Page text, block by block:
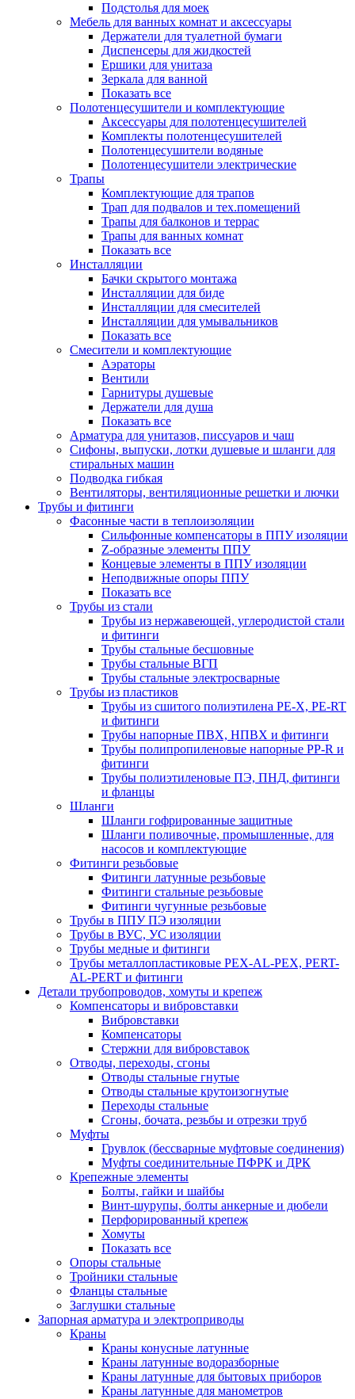
Подстолья для моек
Мебель для ванных комнат и аксессуары
Держатели для туалетной бумаги
Диспенсеры для жидкостей
Ершики для унитаза
Зеркала для ванной
Показать все
Полотенцесушители и комплектующие
Аксессуары для полотенцесушителей
Комплекты полотенцесушителей
Полотенцесушители водяные
Полотенцесушители электрические
Трапы
Комплектующие для трапов
Трап для подвалов и тех.помещений
Трапы для балконов и террас
Трапы для ванных комнат
Показать все
Инсталляции
Бачки скрытого монтажа
Инсталляции для биде
Инсталляции для смесителей
Инсталляции для умывальников
Показать все
Смесители и комплектующие
Аэраторы
Вентили
Гарнитуры душевые
Держатели для душа
Показать все
Арматура для унитазов, писсуаров и чаш
Сифоны, выпуски, лотки душевые и шланги для
стиральных машин
Подводка гибкая
Вентиляторы, вентиляционные решетки и лючки
Трубы и фитинги
Фасонные части в теплоизоляции
Cильфонные компенсаторы в ППУ изоляции
Z-образные элементы ППУ
Концевые элементы в ППУ изоляции
Неподвижные опоры ППУ
Показать все
Трубы из стали
Трубы из нержавеющей, углеродистой стали
и фитинги
Трубы стальные бесшовные
Трубы стальные ВГП
Трубы стальные электросварные
Трубы из пластиков
Трубы из сшитого полиэтилена PE-X, PE-RT
и фитинги
Трубы напорные ПВХ, НПВХ и фитинги
Трубы полипропиленовые напорные PP-R и
фитинги
Трубы полиэтиленовые ПЭ, ПНД, фитинги
и фланцы
Шланги
Шланги гофрированные защитные
Шланги поливочные, промышленные, для
насосов и комплектующие
Фитинги резьбовые
Фитинги латунные резьбовые
Фитинги стальные резьбовые
Фитинги чугунные резьбовые
Трубы в ППУ ПЭ изоляции
Трубы в ВУС, УС изоляции
Трубы медные и фитинги
Трубы металлопластиковые PEX-AL-PEX, PERT-
AL-PERT и фитинги
Детали трубопроводов, хомуты и крепеж
Компенсаторы и вибровставки
Вибровставки
Компенсаторы
Стержни для вибровставок
Отводы, переходы, сгоны
Отводы стальные гнутые
Отводы стальные крутоизогнутые
Переходы стальные
Сгоны, бочата, резьбы и отрезки труб
Муфты
Грувлок (бессварные муфтовые соединения)
Муфты соединительные ПФРК и ДРК
Крепежные элементы
Болты, гайки и шайбы
Винт-шурупы, болты анкерные и дюбели
Перфорированный крепеж
Хомуты
Показать все
Опоры стальные
Тройники стальные
Фланцы стальные
Заглушки стальные
Запорная арматура и электроприводы
Краны
Краны конусные латунные
Краны латунные водоразборные
Краны латунные для бытовых приборов
Краны латунные для манометров